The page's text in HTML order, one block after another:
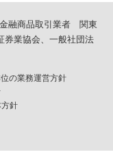
融商品取引業者 関東
業協会、一般社団法
の業務運営方針
針